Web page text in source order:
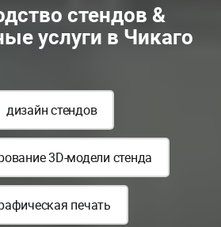
стендов &
услуги в Чикаго
дизайн стендов
3D-модели стенда
печать